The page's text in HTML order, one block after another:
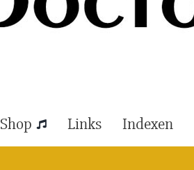
Shop Links Indexen